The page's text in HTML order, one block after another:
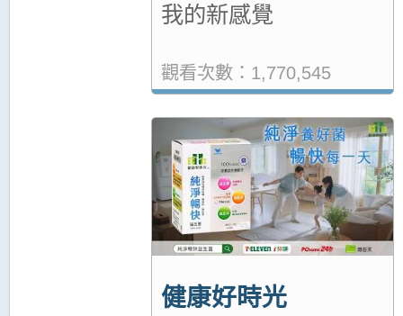
我的新感覺
觀看次數：1,770,545
健康好時光